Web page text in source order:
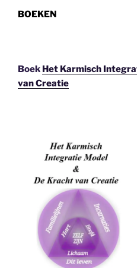
BOEKEN
Boek Het Karmisch
van Creatie